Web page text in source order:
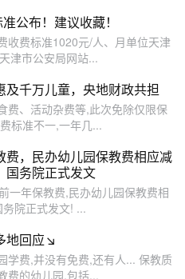
公布！建议收藏！
收费标准1020元/人、月单位天津
津市公安局网站...
千万儿童，央地财政共担
费、活动杂费等,此次免除仅限保
标准不一,一年几...
，民办幼儿园保教费相应减
国务院正式发文
一年保教费,民办幼儿园保教费相
院正式发文! ...
地回应↘
学费,并没有免费,还有人... 保教质
费的幼儿园,包括...